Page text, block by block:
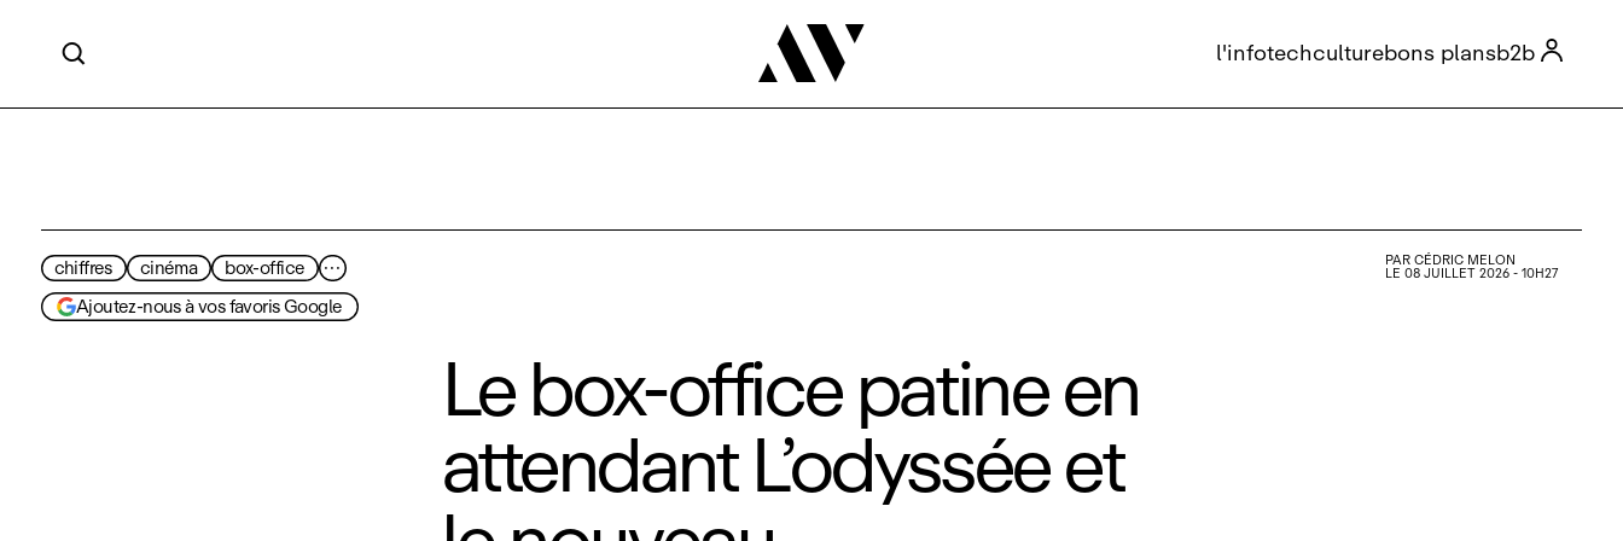

 l'infotechculturebons plansb2b
chiffres cinéma box-office
···
Ajoutez-nous à vos favoris Google
PARCÉDRIC MELON
LE 08 JUILLET 2026 - 10H27
Le box‑office patine en
attendant L’odyssée et